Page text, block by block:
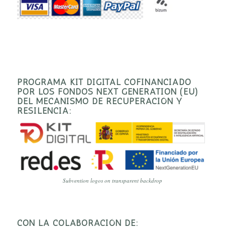
PROGRAMA KIT DIGITAL COFINANCIADO
POR LOS FONDOS NEXT GENERATION (EU)
DEL MECANISMO DE RECUPERACIÓN Y
RESILENCIA:
Subvention logos on transparent backdrop
CON LA COLABORACIÓN DE: